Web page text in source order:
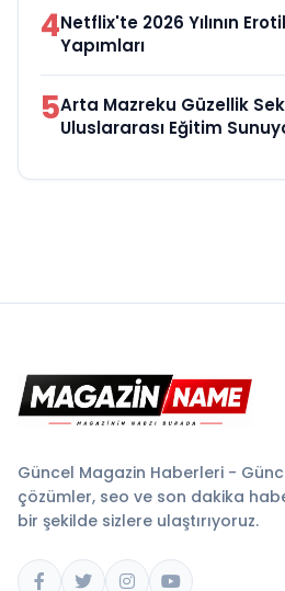
4Netflix'te 2026 Yılının
Yapımları
5Arta Mazreku Güzellik
Uluslararası Eğitim
Güncel Magazin Haberleri -
çözümler, seo ve son dakika
bir şekilde sizlere ulaştırıyoruz.